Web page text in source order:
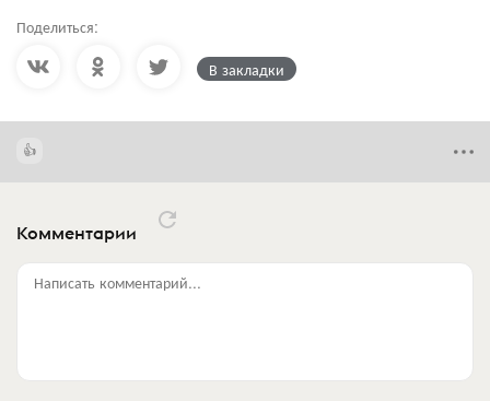
Поделиться:
В закладки
Комментарии
Написать комментарий...